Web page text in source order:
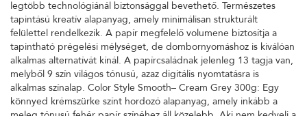
legtöbb technológiánál biztonsággal bevethető. Természetes
tapintású kreatív alapanyag, amely minimálisan strukturált
felülettel rendelkezik. A papír megfelelő volumene biztosítja a
tapintható prégelési mélységet, de dombornyomáshoz is kiválóan
alkalmas alternatívát kínál. A papírcsaládnak jelenleg 13 tagja van,
melyből 9 szín világos tónusú, azaz digitális nyomtatásra is
alkalmas színalap. Color Style Smooth– Cream Grey 300g: Egy
könnyed krémszürke színt hordozó alapanyag, amely inkább a